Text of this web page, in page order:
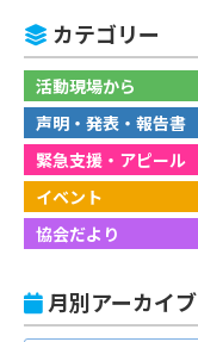
カテゴリー
活動現場から
声明・発表・報告書
緊急支援・アピール
イベント
協会だより
月別アーカイブ